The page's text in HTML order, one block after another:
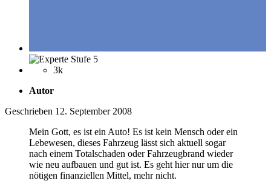
3k
Autor
Geschrieben 12. September 2008
Mein Gott, es ist ein Auto! Es ist kein Mensch oder ein
Lebewesen, dieses Fahrzeug lässt sich aktuell sogar
nach einem Totalschaden oder Fahrzeugbrand wieder
wie neu aufbauen und gut ist. Es geht hier nur um die
nötigen finanziellen Mittel, mehr nicht.